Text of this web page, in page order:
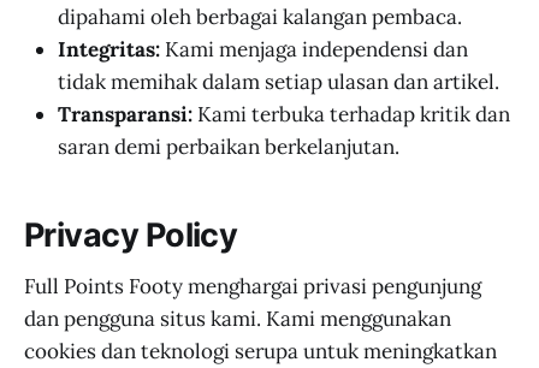
dipahami oleh berbagai kalangan pembaca.
Integritas: Kami menjaga independensi dan
tidak memihak dalam setiap ulasan dan artikel.
Transparansi: Kami terbuka terhadap kritik dan
saran demi perbaikan berkelanjutan.
Privacy Policy
Full Points Footy menghargai privasi pengunjung
dan pengguna situs kami. Kami menggunakan
cookies dan teknologi serupa untuk meningkatkan